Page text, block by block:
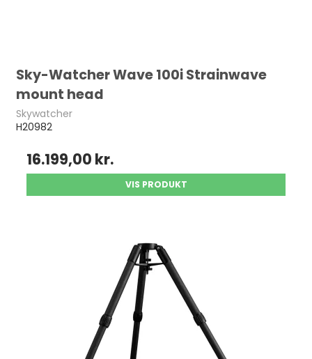
Sky-Watcher Wave 100i Strainwave
mount head
Skywatcher
H20982
16.199,00 kr.
VIS PRODUKT